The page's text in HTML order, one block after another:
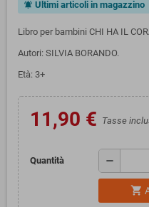
notifications_active Ultimi articoli in magazzino
Libro per bambini CHI HA IL
Autori: SILVIA BORANDO.
Età: 3+
11,90 € Tasse
Quantità remove
shopping_cart